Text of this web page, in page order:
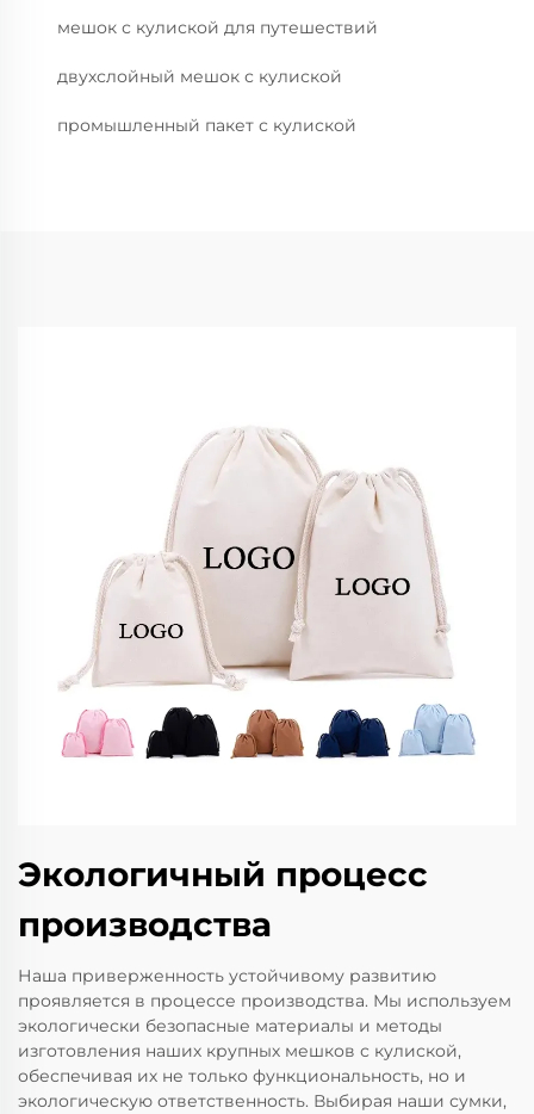
мешок с кулиской для путешествий
двухслойный мешок с кулиской
промышленный пакет с кулиской
Экологичный процесс
производства
Наша приверженность устойчивому развитию
проявляется в процессе производства. Мы используем
экологически безопасные материалы и методы
изготовления наших крупных мешков с кулиской,
обеспечивая их не только функциональность, но и
экологическую ответственность. Выбирая наши сумки,